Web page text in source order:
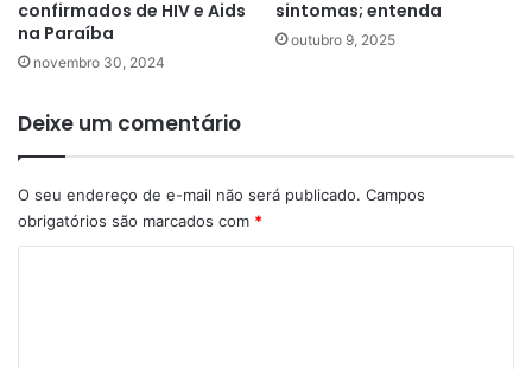
confirmados de HIV e Aids
na Paraíba
novembro 30, 2024
sintomas; entenda
outubro 9, 2025
Deixe um comentário
O seu endereço de e-mail não será publicado. Campos
obrigatórios são marcados com *